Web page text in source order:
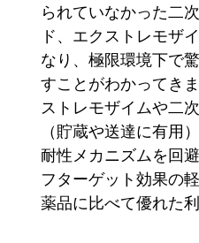
られていなかった二
ド、エクストレモザ
なり、極限環境下で
すことがわかってき
ストレモザイムや二
（貯蔵や送達に有用
耐性メカニズムを回
フターゲット効果の
薬品に比べて優れた